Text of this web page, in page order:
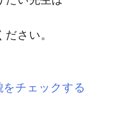
さい。
をチェックする